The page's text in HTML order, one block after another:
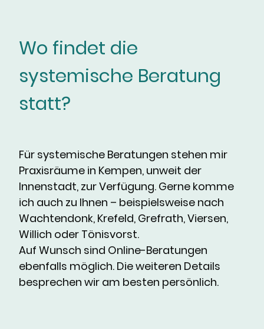
Wo findet die
systemische Beratung
statt?
Für systemische Beratungen stehen mir
Praxisräume in Kempen, unweit der
Innenstadt, zur Verfügung. Gerne komme
ich auch zu Ihnen – beispielsweise nach
Wachtendonk, Krefeld, Grefrath, Viersen,
Willich oder Tönisvorst.
Auf Wunsch sind Online-Beratungen
ebenfalls möglich. Die weiteren Details
besprechen wir am besten persönlich.